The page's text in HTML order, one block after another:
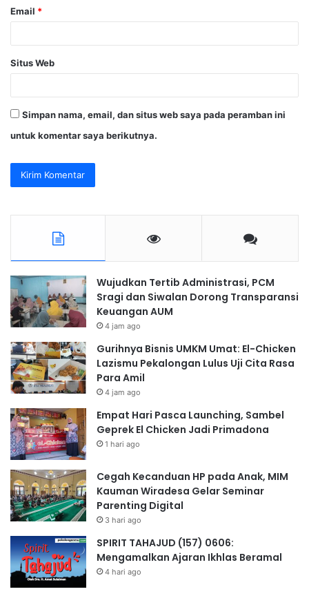
Email *
Situs Web
Simpan nama, email, dan situs web saya pada peramban ini
untuk komentar saya berikutnya.
Wujudkan Tertib Administrasi, PCM
Sragi dan Siwalan Dorong Transparansi
Keuangan AUM
4 jam ago
Gurihnya Bisnis UMKM Umat: El-Chicken
Lazismu Pekalongan Lulus Uji Cita Rasa
Para Amil
4 jam ago
Empat Hari Pasca Launching, Sambel
Geprek El Chicken Jadi Primadona
1 hari ago
Cegah Kecanduan HP pada Anak, MIM
Kauman Wiradesa Gelar Seminar
Parenting Digital
3 hari ago
SPIRIT TAHAJUD (157) 0606:
Mengamalkan Ajaran Ikhlas Beramal
4 hari ago